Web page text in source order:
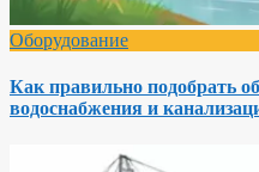
Оборудование
Как правильно подобрать
водоснабжения и